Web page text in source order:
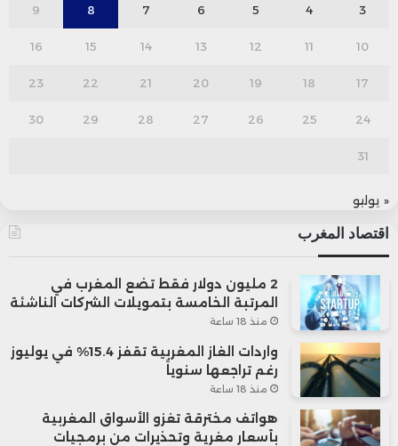
3
4
5
6
7
8
9
10
11
12
13
14
15
16
17
18
19
20
21
22
23
24
25
26
27
28
29
30
31
« يوليو
اقتصاد المغرب
2 مليون دولار فقط تضع المغرب في
المرتبة الخامسة بتمويلات الشركات الناشئة
منذ 18 ساعة
واردات الغاز المغربية تقفز 15.4% في يوليوز
رغم تراجعها سنوياً
منذ 18 ساعة
هواتف مخترقة تغزو الأسواق المغربية
بأسعار مغرية وتحذيرات من برمجيات